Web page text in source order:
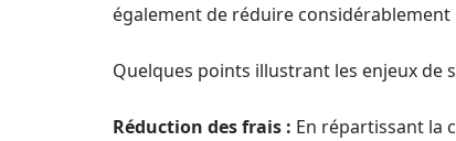
également de réduire
Quelques points illustrant les enjeux de
Réduction des frais : En répartissant la